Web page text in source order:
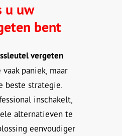
u uw
bent
vergeten
paniek, maar
beste strategie.
inschakelt,
alternatieven te
eenvoudiger